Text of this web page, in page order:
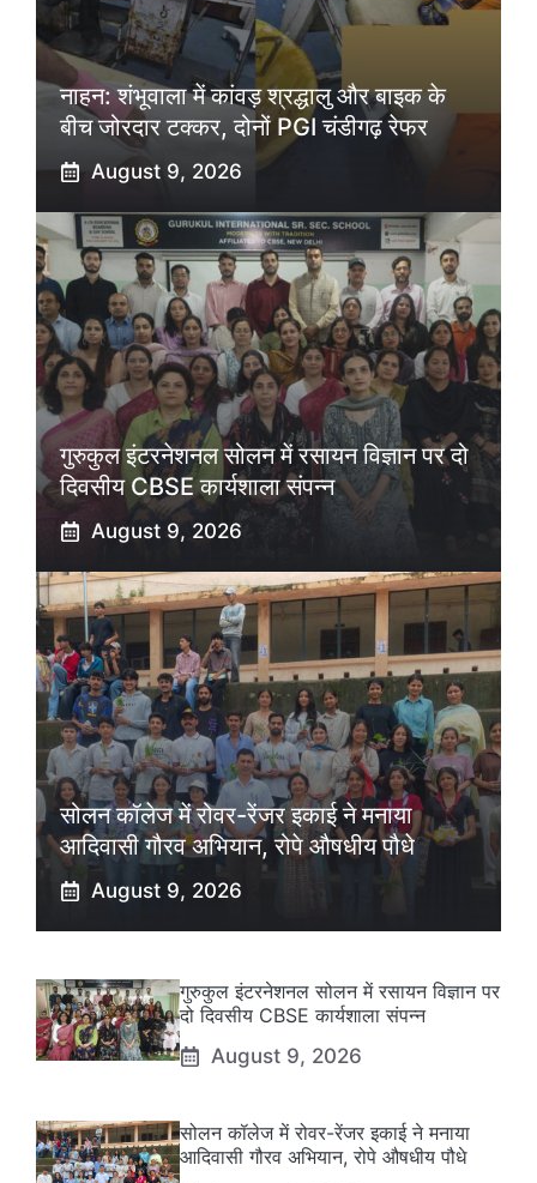
नाहन: शंभूवाला में कांवड़ श्रद्धालु और बाइक के
बीच जोरदार टक्कर, दोनों PGI चंडीगढ़ रेफर
August 9, 2026
गुरुकुल इंटरनेशनल सोलन में रसायन विज्ञान पर दो
दिवसीय CBSE कार्यशाला संपन्न
August 9, 2026
सोलन कॉलेज में रोवर-रेंजर इकाई ने मनाया
आदिवासी गौरव अभियान, रोपे औषधीय पौधे
August 9, 2026
गुरुकुल इंटरनेशनल सोलन में रसायन विज्ञान पर
दो दिवसीय CBSE कार्यशाला संपन्न
August 9, 2026
सोलन कॉलेज में रोवर-रेंजर इकाई ने मनाया
आदिवासी गौरव अभियान, रोपे औषधीय पौधे